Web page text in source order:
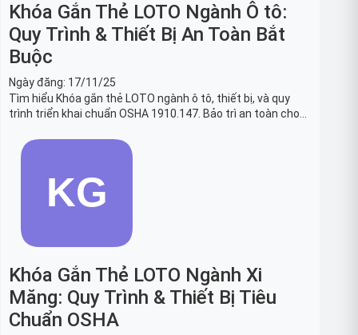
Khóa Gắn Thẻ LOTO Ngành Ô tô:
Quy Trình & Thiết Bị An Toàn Bắt
Buộc
Ngày đăng: 17/11/25
Tìm hiểu Khóa gắn thẻ LOTO ngành ô tô, thiết bị, và quy
trình triển khai chuẩn OSHA 1910.147. Bảo trì an toàn cho
Khóa Gắn Thẻ LOTO Ngành Xi
Măng: Quy Trình & Thiết Bị Tiêu
Chuẩn OSHA